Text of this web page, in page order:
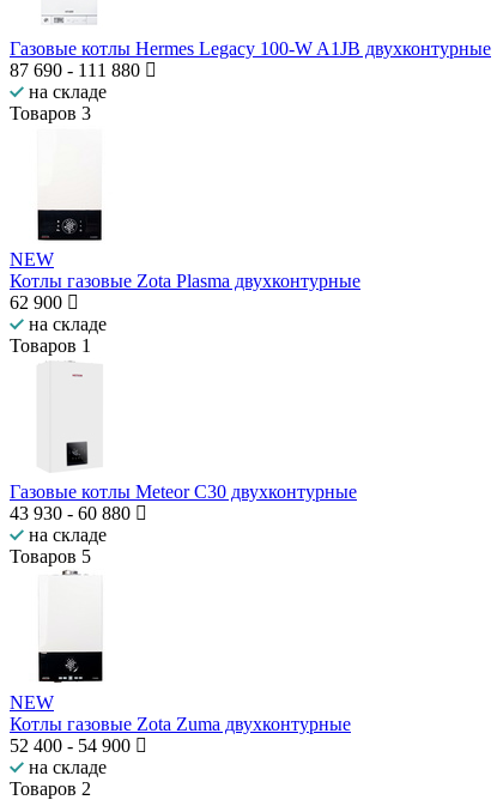
Газовые котлы Hermes Legacy 100-W A1JB двухконтурные
87 690 - 111 880
на складе
Товаров 3
NEW
Котлы газовые Zota Plasma двухконтурные
62 900
на складе
Товаров 1
Газовые котлы Meteor C30 двухконтурные
43 930 - 60 880
на складе
Товаров 5
NEW
Котлы газовые Zota Zuma двухконтурные
52 400 - 54 900
на складе
Товаров 2